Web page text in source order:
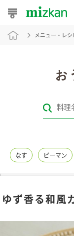
おうちレシ
レシピカテゴリ一
レシピ名特集
商品情報
商品カテゴリ
メニュー・レシ
なす ピーマン
ゆず香る和風